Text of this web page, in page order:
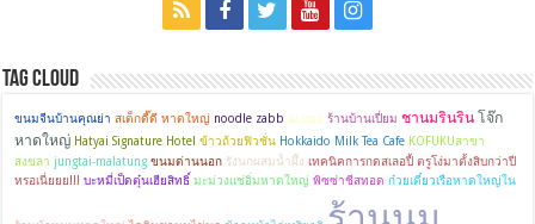
Tag Cloud
ขนมจีนบ้านคุณย่า สเต็กดี๊ดี หาดใหญ่ noodle zabb ฌ.เฌอ ร้านบ้านเปี่ยม ชานมรินริน โจ๊ก
หาดใหญ่ Hatyai Signature Hotel ข้าวถ้วยฟิวชั่น Hokkaido Milk Tea Cafe KOFUKUสาขา
สงขลา jungtai-malatung ขนมด่านนอก รังนกผสมน้ำผึ้ง เทคนิคการกดสเลอปี้ ตรูโง่มาตั้งสิบกว่าปี
หรอเนี่ยยย!!! บะหมี่เป็ดตุ๋นเฮียสิทธิ์ มะม่วงแช่อิ่มหาดใหญ่ พิซซ่าชีสทอด ก๋วยเตี๋ยวเรือหาดใหญ่ใน